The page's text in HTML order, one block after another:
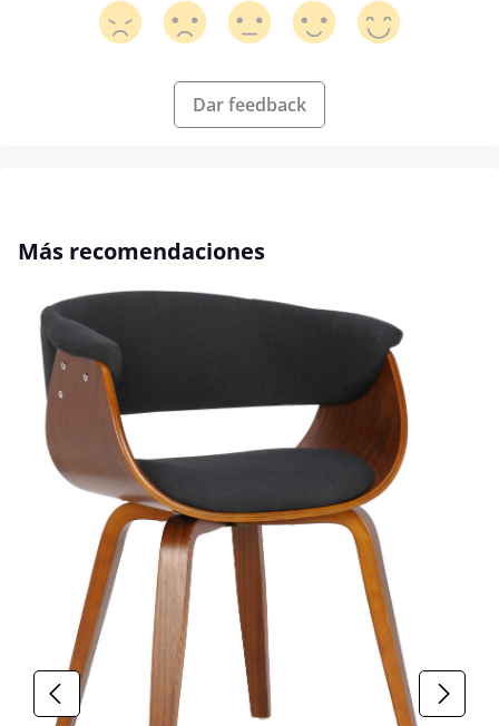
Dar feedback
Omitir la galería de productos
Más recomendaciones